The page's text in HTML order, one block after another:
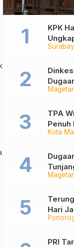
KPK
Sidang
Diare
Kota
TPA
Penuh
Ketua
Hari
Sekar
PRI